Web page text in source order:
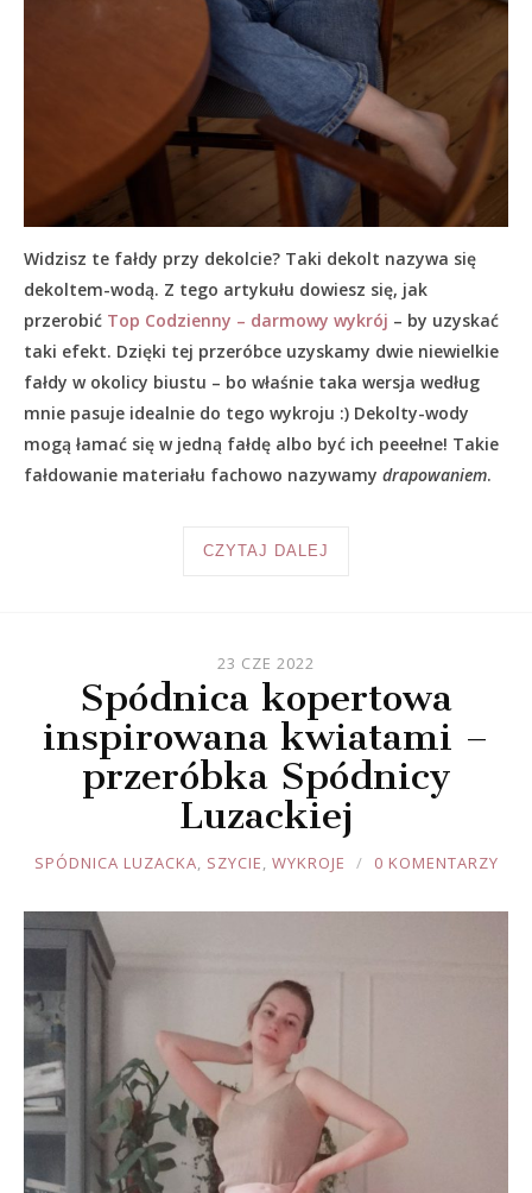
Widzisz te fałdy przy dekolcie? Taki dekolt nazywa się
dekoltem-wodą. Z tego artykułu dowiesz się, jak
przerobić Top Codzienny – darmowy wykrój – by uzyskać
taki efekt. Dzięki tej przeróbce uzyskamy dwie niewielkie
fałdy w okolicy biustu – bo właśnie taka wersja według
mnie pasuje idealnie do tego wykroju :) Dekolty-wody
mogą łamać się w jedną fałdę albo być ich peeełne! Takie
fałdowanie materiału fachowo nazywamy drapowaniem.
CZYTAJ DALEJ
23 CZE 2022
Spódnica kopertowa
inspirowana kwiatami –
przeróbka Spódnicy
Luzackiej
JOULE
SPÓDNICA LUZACKA, SZYCIE, WYKROJE 0 KOMENTARZY